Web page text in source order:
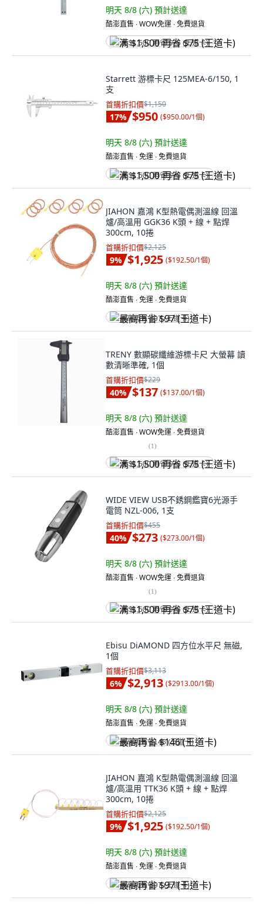
明天 8/8 (六) 預計送達
酷澎直售 ∙ WOW免運 ∙ 免費退貨
满 $1,500 再省 $75 (王道卡)
Starrett 游標卡尺 125MEA-6/150, 1
支
首購折扣價$1,150
17% $950 ($950.00/1個)
明天 8/8 (六) 預計送達
酷澎直售 ∙ 免運 ∙ 免費退貨
满 $1,500 再省 $75 (王道卡)
JIAHON 嘉鴻 K型熱電偶測溫線 回溫
爐/高溫用 GGK36 K頭 + 線 + 點焊
300cm, 10捲
首購折扣價$2,125
9% $1,925 ($192.50/1個)
明天 8/8 (六) 預計送達
酷澎直售 ∙ 免運 ∙ 免費退貨
最高再省 $97 (王道卡)
TRENY 數顯碳纖維游標卡尺 大螢幕 讀
數清晰準確, 1個
首購折扣價$229
40% $137 ($137.00/1個)
明天 8/8 (六) 預計送達
酷澎直售 ∙ WOW免運 ∙ 免費退貨
(1)
满 $1,500 再省 $75 (王道卡)
WIDE VIEW USB不銹鋼鑑寶6光源手
電筒 NZL-006, 1支
首購折扣價$455
40% $273 ($273.00/1個)
明天 8/8 (六) 預計送達
酷澎直售 ∙ WOW免運 ∙ 免費退貨
(1)
满 $1,500 再省 $75 (王道卡)
Ebisu DiAMOND 四方位水平尺 無磁,
1個
首購折扣價$3,113
6% $2,913 ($2913.00/1個)
明天 8/8 (六) 預計送達
酷澎直售 ∙ 免運 ∙ 免費退貨
最高再省 $146 (王道卡)
JIAHON 嘉鴻 K型熱電偶測溫線 回溫
爐/高溫用 TTK36 K頭 + 線 + 點焊
300cm, 10捲
首購折扣價$2,125
9% $1,925 ($192.50/1個)
明天 8/8 (六) 預計送達
酷澎直售 ∙ 免運 ∙ 免費退貨
最高再省 $97 (王道卡)